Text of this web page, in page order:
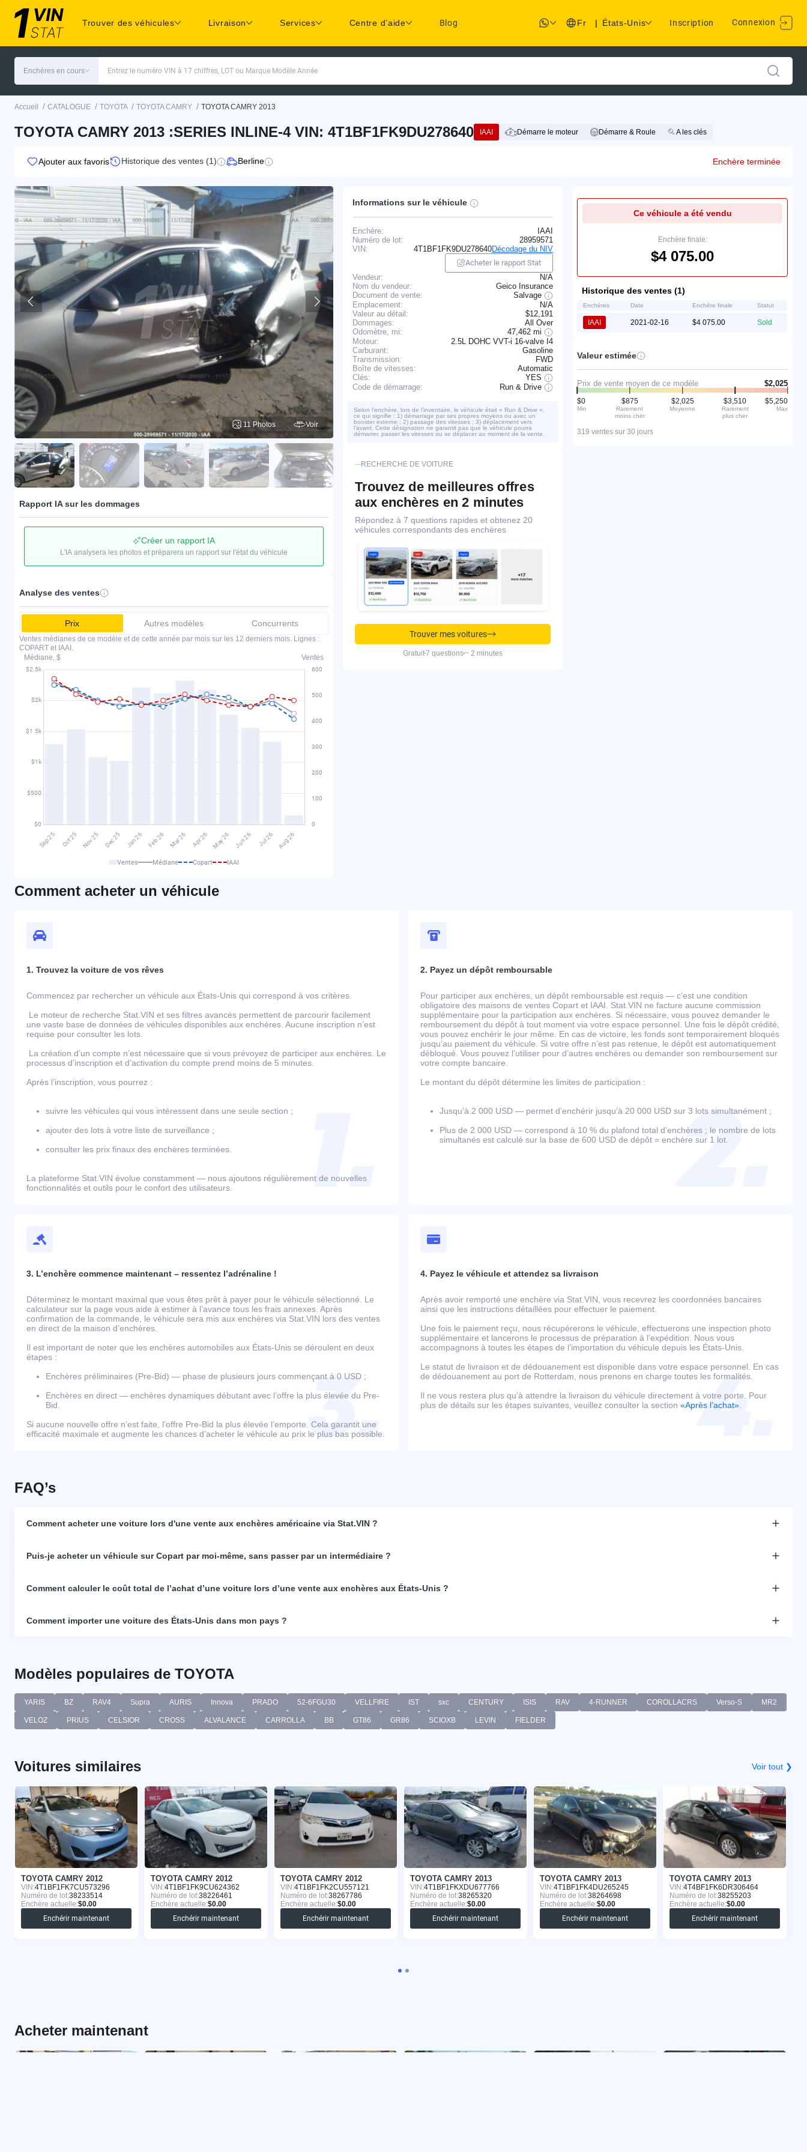
Trouver des véhicules Livraison Services Centre d’aide Blog Fr | États-Unis Inscription Connexion
Enchères en cours Entrez le numéro VIN à 17 chiffres, LOT ou Marque Modèle Année
Accueil / CATALOGUE / TOYOTA / TOYOTA CAMRY / TOYOTA CAMRY 2013
TOYOTA CAMRY 2013 :SERIES INLINE-4 VIN: 4T1BF1FK9DU278640 IAAI Démarre le moteur Démarre & Roule A les clés
Ajouter aux favoris Historique des ventes (1) Berline Enchère terminée
11 Photos Voir
Rapport IA sur les dommages
Créer un rapport IA
L'IA analysera les photos et préparera un rapport sur l'état du véhicule
Analyse des ventes
Prix Autres modèles Concurrents
Ventes médianes de ce modèle et de cette année par mois sur les 12 derniers mois. Lignes :
COPART et IAAI.
Médiane, $
Ventes
Ventes Médiane Copart IAAI
Informations sur le véhicule
Enchère:
IAAI
Numéro de lot:
28959571
VIN:
4T1BF1FK9DU278640Décodage du NIV
Acheter le rapport Stat
Vendeur:
N/A
Nom du vendeur:
Geico Insurance
Document de vente:
Salvage
Emplacement:
N/A
Valeur au détail:
$12,191
Dommages:
All Over
Odomètre, mi:
47,462 mi
Moteur:
2.5L DOHC VVT-i 16-valve I4
Carburant:
Gasoline
Transmission:
FWD
Boîte de vitesses:
Automatic
Clés:
YES
Code de démarrage:
Run & Drive
Selon l’enchère, lors de l’inventaire, le véhicule était « Run & Drive »,
ce qui signifie : 1) démarrage par ses propres moyens ou avec un
booster externe ; 2) passage des vitesses ; 3) déplacement vers
l’avant. Cette désignation ne garantit pas que le véhicule pourra
démarrer, passer les vitesses ou se déplacer au moment de la vente.
RECHERCHE DE VOITURE
Trouvez de meilleures offres
aux enchères en 2 minutes
Répondez à 7 questions rapides et obtenez 20
véhicules correspondants des enchères
Trouver mes voitures
Gratuit7 questions~ 2 minutes
Ce véhicule a été vendu
Enchère finale:
$4 075.00
Historique des ventes (1)
Enchères Date Enchère finale Statut
IAAI 2021-02-16 $4 075.00 Sold
Valeur estimée
Prix de vente moyen de ce modèle $2,025
$0
Min
$875
Rarement
moins cher
$2,025
Moyenne
$3,510
Rarement
plus cher
$5,250
Max
319 ventes sur 30 jours
Comment acheter un véhicule
1. Trouvez la voiture de vos rêves
Commencez par rechercher un véhicule aux États-Unis qui correspond à vos critères.
Le moteur de recherche Stat.VIN et ses filtres avancés permettent de parcourir facilement
une vaste base de données de véhicules disponibles aux enchères. Aucune inscription n’est
requise pour consulter les lots.
La création d’un compte n’est nécessaire que si vous prévoyez de participer aux enchères. Le
processus d’inscription et d’activation du compte prend moins de 5 minutes.
Après l’inscription, vous pourrez :
suivre les véhicules qui vous intéressent dans une seule section ;
ajouter des lots à votre liste de surveillance ;
consulter les prix finaux des enchères terminées.
La plateforme Stat.VIN évolue constamment — nous ajoutons régulièrement de nouvelles
fonctionnalités et outils pour le confort des utilisateurs.
2. Payez un dépôt remboursable
Pour participer aux enchères, un dépôt remboursable est requis — c’est une condition
obligatoire des maisons de ventes Copart et IAAI. Stat.VIN ne facture aucune commission
supplémentaire pour la participation aux enchères. Si nécessaire, vous pouvez demander le
remboursement du dépôt à tout moment via votre espace personnel. Une fois le dépôt crédité,
vous pouvez enchérir le jour même. En cas de victoire, les fonds sont temporairement bloqués
jusqu’au paiement du véhicule. Si votre offre n’est pas retenue, le dépôt est automatiquement
débloqué. Vous pouvez l’utiliser pour d’autres enchères ou demander son remboursement sur
votre compte bancaire.
Le montant du dépôt détermine les limites de participation :
Jusqu’à 2 000 USD — permet d’enchérir jusqu’à 20 000 USD sur 3 lots simultanément ;
Plus de 2 000 USD — correspond à 10 % du plafond total d’enchères ; le nombre de lots
simultanés est calculé sur la base de 600 USD de dépôt = enchère sur 1 lot.
3. L’enchère commence maintenant – ressentez l’adrénaline !
Déterminez le montant maximal que vous êtes prêt à payer pour le véhicule sélectionné. Le
calculateur sur la page vous aide à estimer à l’avance tous les frais annexes. Après
confirmation de la commande, le véhicule sera mis aux enchères via Stat.VIN lors des ventes
en direct de la maison d’enchères.
Il est important de noter que les enchères automobiles aux États-Unis se déroulent en deux
étapes :
Enchères préliminaires (Pre-Bid) — phase de plusieurs jours commençant à 0 USD ;
Enchères en direct — enchères dynamiques débutant avec l’offre la plus élevée du Pre-
Bid.
Si aucune nouvelle offre n’est faite, l’offre Pre-Bid la plus élevée l’emporte. Cela garantit une
efficacité maximale et augmente les chances d’acheter le véhicule au prix le plus bas possible.
4. Payez le véhicule et attendez sa livraison
Après avoir remporté une enchère via Stat.VIN, vous recevrez les coordonnées bancaires
ainsi que les instructions détaillées pour effectuer le paiement.
Une fois le paiement reçu, nous récupérerons le véhicule, effectuerons une inspection photo
supplémentaire et lancerons le processus de préparation à l’expédition. Nous vous
accompagnons à toutes les étapes de l’importation du véhicule depuis les États-Unis.
Le statut de livraison et de dédouanement est disponible dans votre espace personnel. En cas
de dédouanement au port de Rotterdam, nous prenons en charge toutes les formalités.
Il ne vous restera plus qu’à attendre la livraison du véhicule directement à votre porte. Pour
plus de détails sur les étapes suivantes, veuillez consulter la section «Après l’achat»
FAQ’s
Comment acheter une voiture lors d'une vente aux enchères américaine via Stat.VIN ?
Puis-je acheter un véhicule sur Copart par moi-même, sans passer par un intermédiaire ?
Comment calculer le coût total de l’achat d’une voiture lors d’une vente aux enchères aux États-Unis ?
Comment importer une voiture des États-Unis dans mon pays ?
Modèles populaires de TOYOTA
YARIS BZ RAV4 Supra AURIS Innova PRADO 52-6FGU30 VELLFIRE IST sxc CENTURY ISIS RAV 4-RUNNER COROLLACRS Verso-S MR2
VELOZ PRIUS CELSIOR CROSS ALVALANCE CARROLLA BB GT86 GR86 SCIOXB LEVIN FIELDER
Voitures similaires Voir tout ❯
TOYOTA CAMRY 2012
VIN:4T1BF1FK7CU573296
Numéro de lot:38233514
Enchère actuelle:$0.00
Enchérir maintenant
TOYOTA CAMRY 2012
VIN:4T1BF1FK9CU624362
Numéro de lot:38226461
Enchère actuelle:$0.00
Enchérir maintenant
TOYOTA CAMRY 2012
VIN:4T1BF1FK2CU557121
Numéro de lot:38267786
Enchère actuelle:$0.00
Enchérir maintenant
TOYOTA CAMRY 2013
VIN:4T1BF1FKXDU677766
Numéro de lot:38265320
Enchère actuelle:$0.00
Enchérir maintenant
TOYOTA CAMRY 2013
VIN:4T1BF1FK4DU265245
Numéro de lot:38264698
Enchère actuelle:$0.00
Enchérir maintenant
TOYOTA CAMRY 2013
VIN:4T4BF1FK6DR306464
Numéro de lot:38255203
Enchère actuelle:$0.00
Enchérir maintenant
Acheter maintenant